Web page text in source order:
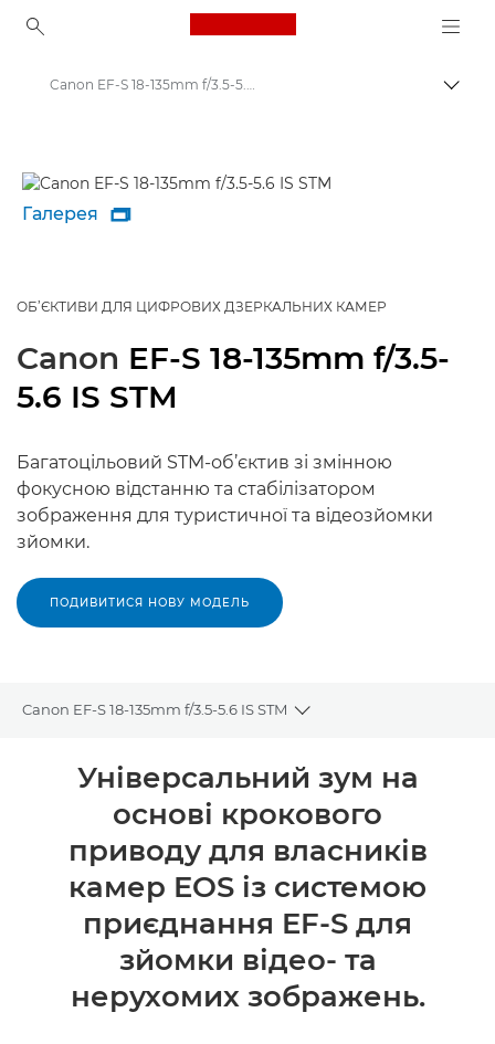
Canon Logo, back to
Canon EF-S 18-135mm f/3.5-5.6 IS STM - Lenses - Camera & Photo lenses
Галерея 
ОБ’ЄКТИВИ ДЛЯ ЦИФРОВИХ ДЗЕРКАЛЬНИХ КАМЕР
Canon EF-S 18-135mm f/3.5-
5.6 IS STM
Багатоцільовий STM-об’єктив зі змінною
фокусною відстанню та стабілізатором
зображення для туристичної та відеозйомки
зйомки.
ПОДИВИТИСЯ НОВУ МОДЕЛЬ
Canon EF-S 18-135mm f/3.5-5.6 IS STM
Toggle breadcrumbs
Технічні характеристики
Універсальний зум на
основі крокового
приводу для власників
камер EOS із системою
приєднання EF-S для
зйомки відео- та
нерухомих зображень.